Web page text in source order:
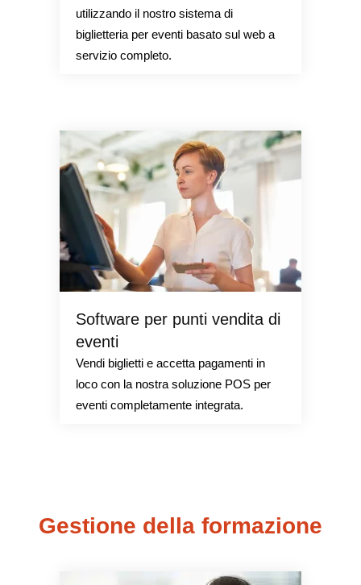
utilizzando il nostro sistema di
biglietteria per eventi basato sul web a
servizio completo.
Software per punti vendita di
eventi
Vendi biglietti e accetta pagamenti in
loco con la nostra soluzione POS per
eventi completamente integrata.
Gestione della formazione